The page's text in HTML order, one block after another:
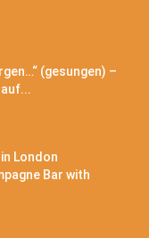
(gesungen) –
London
Bar with